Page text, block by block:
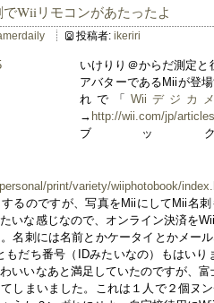
Wiiリモコンがあたったよ
投稿者: ikeriri
いけりり＠からだ測定
アバターであるMiiが登
れで「 Wiiデジカ
→ http://wii.com/jp/
ブッ
print/variety/wiiphotobook/
るのですが、写真をMiiにしてMii名
いな感じなので、オンライン決済を
名刺には名前とかケータイとかメー
もだち番号（IDみたいなの）もはい
いいなあと満足していたのですが、
しまいました。これは１人で２個ヌ